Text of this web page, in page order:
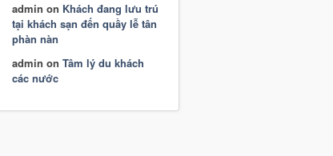
admin on Khách đang lưu trú
tại khách sạn đến quầy lễ tân
phàn nàn
admin on Tâm lý du khách
các nước